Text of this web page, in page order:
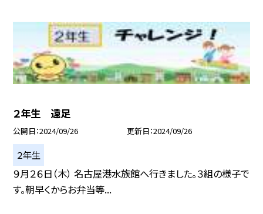
２年生 遠足
公開日 2024/09/26 更新日 2024/09/26
２年生
９月２６日（木） 名古屋港水族館へ行きました。３組の様子で
す。朝早くからお弁当等...